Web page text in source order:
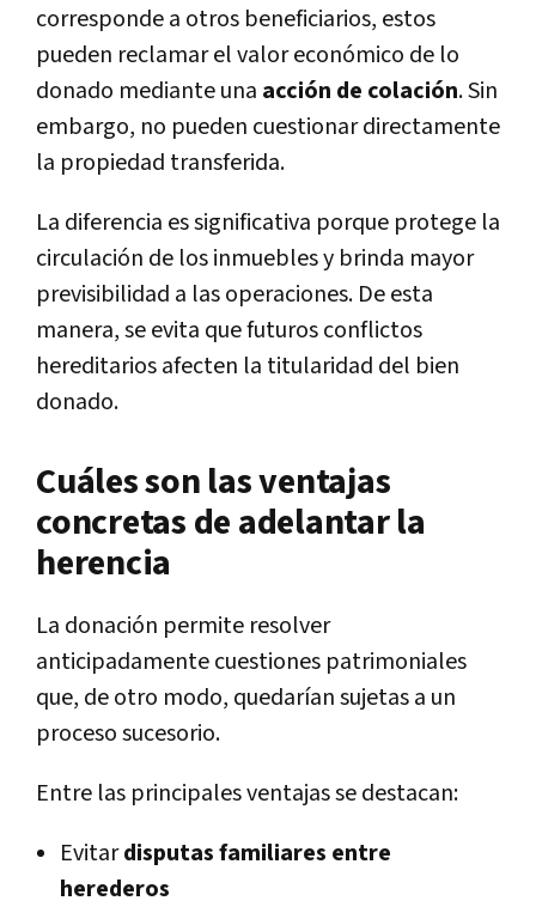
corresponde a otros beneficiarios, estos
pueden reclamar el valor económico de lo
donado mediante una acción de colación. Sin
embargo, no pueden cuestionar directamente
la propiedad transferida.
La diferencia es significativa porque protege la
circulación de los inmuebles y brinda mayor
previsibilidad a las operaciones. De esta
manera, se evita que futuros conflictos
hereditarios afecten la titularidad del bien
donado.
Cuáles son las ventajas
concretas de adelantar la
herencia
La donación permite resolver
anticipadamente cuestiones patrimoniales
que, de otro modo, quedarían sujetas a un
proceso sucesorio.
Entre las principales ventajas se destacan:
Evitardisputas familiares entre
herederos